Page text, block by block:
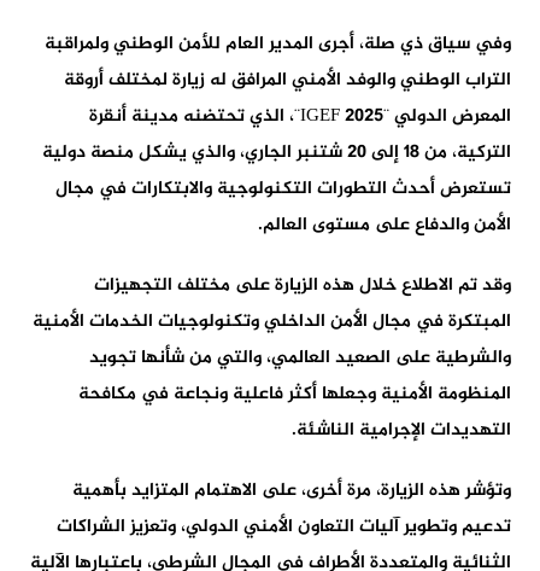
وفي سياق ذي صلة، أجرى المدير العام للأمن الوطني ولمراقبة
التراب الوطني والوفد الأمني المرافق له زيارة لمختلف أروقة
المعرض الدولي ¨IGEF 2025¨، الذي تحتضنه مدينة أنقرة
التركية، من 18 إلى 20 شتنبر الجاري، والذي يشكل منصة دولية
تستعرض أحدث التطورات التكنولوجية والابتكارات في مجال
الأمن والدفاع على مستوى العالم.
وقد تم الاطلاع خلال هذه الزيارة على مختلف التجهيزات
المبتكرة في مجال الأمن الداخلي وتكنولوجيات الخدمات الأمنية
والشرطية على الصعيد العالمي، والتي من شأنها تجويد
المنظومة الأمنية وجعلها أكثر فاعلية ونجاعة في مكافحة
التهديدات الإجرامية الناشئة.
وتؤشر هذه الزيارة، مرة أخرى، على الاهتمام المتزايد بأهمية
تدعيم وتطوير آليات التعاون الأمني الدولي، وتعزيز الشراكات
الثنائية والمتعددة الأطراف في المجال الشرطي، باعتبارها الآلية